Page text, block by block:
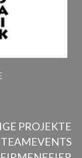
PROJEKTE
TEAMEVENTS